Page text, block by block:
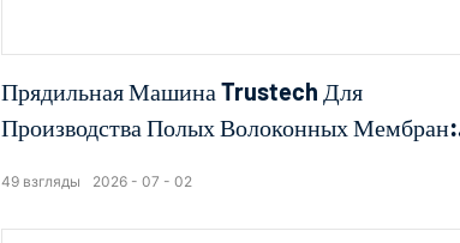
Прядильная Машина Trustech Для
Производства Полых Волоконных Мембран:
2026 07 02
49 взгляды